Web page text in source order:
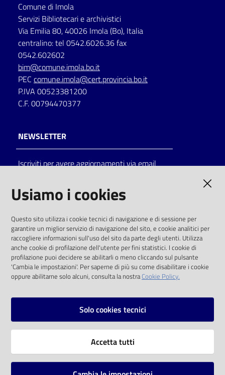
Seguici
su
Catalogo
Eventi
Chiedi al
bibliotecario
Avvisi
Comune di Imola
Servizi Bibliotecari e archivistici
Via Emilia 80, 40026 Imola (Bo), Italia
centralino: tel 0542.6026.36 fax
0542.602602
bim@comune.imola.bo.it
PEC comune.imola@cert.provincia.bo.it
P.IVA 00523381200
C.F. 00794470377
NEWSLETTER
Iscriviti per avere aggiornamenti via email
solo alle condizioni previste dalla direttiva
comunitaria 2003/98/CE e dal d.lgs. 36/2006
SOCIAL
Instagram
Vai alla pagina
Usiamo i cookies
Questo sito utilizza i cookie tecnici di navigazione e di sessione per
garantire un miglior servizio di navigazione del sito, e cookie analitici per
raccogliere informazioni sull'uso del sito da parte degli utenti. Utilizza
anche cookie di profilazione dell'utente per fini statistici. I cookie di
profilazione puoi decidere se abilitarli o meno cliccando sul pulsante
'Cambia le impostazioni'. Per saperne di più su come disabilitare i cookie
oppure abilitarne solo alcuni, consulta la nostraCookie Policy.
Solo cookies tecnici
Accetta tutti